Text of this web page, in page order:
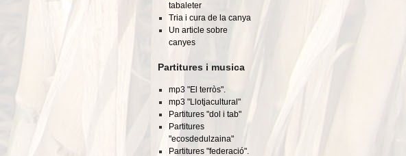
tabaleter
Tria i cura de la canya
Un article sobre
canyes
Partitures i musica
mp3 "El terròs".
mp3 "Llotjacultural"
Partitures "dol i tab"
Partitures
"ecosdedulzaina"
Partitures "federació".